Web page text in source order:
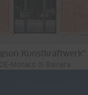
Kunstkraftwerk"
DE-Monaco di Baviera